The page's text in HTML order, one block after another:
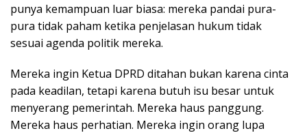
punya kemampuan luar biasa: mereka pandai pura-
pura tidak paham ketika penjelasan hukum tidak
sesuai agenda politik mereka.
Mereka ingin Ketua DPRD ditahan bukan karena cinta
pada keadilan, tetapi karena butuh isu besar untuk
menyerang pemerintah. Mereka haus panggung.
Mereka haus perhatian. Mereka ingin orang lupa